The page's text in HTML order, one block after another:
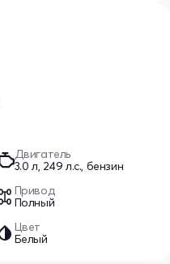
Двигатель
3.0 л, 249 л.с., бензин
Привод
Полный
Цвет
Белый